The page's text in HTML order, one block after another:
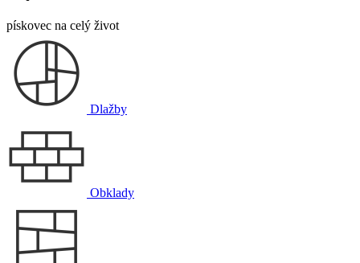
pískovec na celý život
Dlažby
Obklady